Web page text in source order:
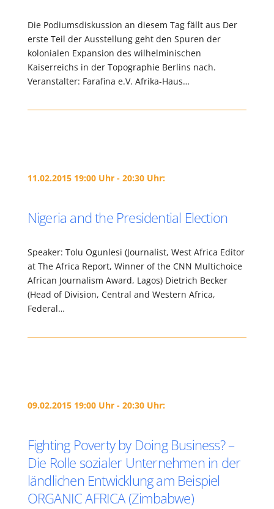
Die Podiumsdiskussion an diesem Tag fällt aus Der
erste Teil der Ausstellung geht den Spuren der
kolonialen Expansion des wilhelminischen
Kaiserreichs in der Topographie Berlins nach.
Veranstalter: Farafina e.V. Afrika-Haus…
11.02.2015 19:00 Uhr - 20:30 Uhr:
Nigeria and the Presidential Election
Speaker: Tolu Ogunlesi (Journalist, West Africa Editor
at The Africa Report, Winner of the CNN Multichoice
African Journalism Award, Lagos) Dietrich Becker
(Head of Division, Central and Western Africa,
Federal…
09.02.2015 19:00 Uhr - 20:30 Uhr:
Fighting Poverty by Doing Business? –
Die Rolle sozialer Unternehmen in der
ländlichen Entwicklung am Beispiel
ORGANIC AFRICA (Zimbabwe)